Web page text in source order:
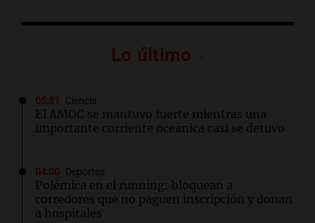
Lo último
05:31 Ciencia
El AMOC se mantuvo fuerte mientras una
importante corriente oceánica casi se detuvo
04:00 Deportes
Polémica en el running: bloquean a
corredores que no paguen inscripción y donan
a hospitales